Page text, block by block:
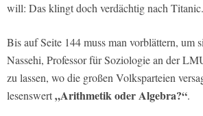
will: Das klingt doch verdächtig nach Titanic.
Bis auf Seite 144 muss man vorblättern, um
Nassehi, Professor für Soziologie an der
zu lassen, wo die großen Volksparteien
lesenswert„Arithmetik oder Algebra?“.